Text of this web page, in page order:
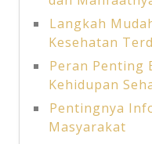
Langkah
Kesehatan
Peran Penting
Kehidupan
Pentingnya
Masyarakat